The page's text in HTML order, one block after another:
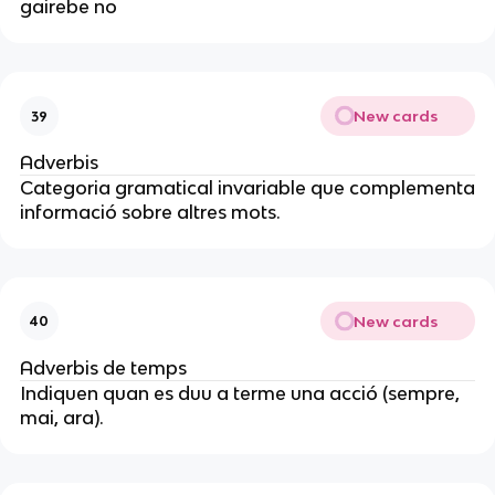
gairebe no
39 New cards
Adverbis
Categoria gramatical invariable que complementa
informació sobre altres mots.
40 New cards
Adverbis de temps
Indiquen quan es duu a terme una acció (sempre,
mai, ara).